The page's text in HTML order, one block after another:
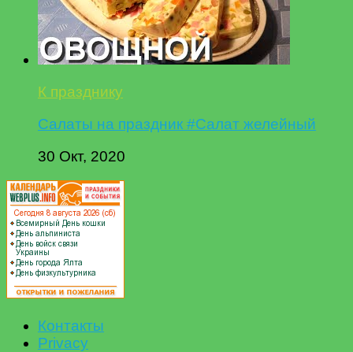
К празднику
Салаты на праздник #Салат желейный
30 Окт, 2020
Контакты
Privacy